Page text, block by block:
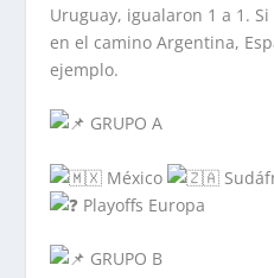
Uruguay, igualaron 1 a 1.
en el camino Argentina,
ejemplo.
GRUPO A
México
Playoffs Europa
GRUPO B